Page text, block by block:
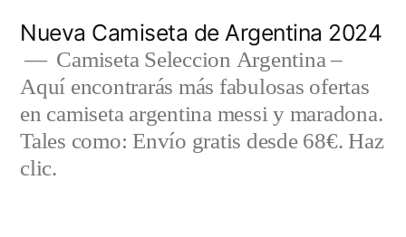
contenido
Nueva Camiseta de Argentina 2024
Camiseta Seleccion Argentina –
Aquí encontrarás más fabulosas ofertas
en camiseta argentina messi y maradona.
Tales como: Envío gratis desde 68€. Haz
clic.